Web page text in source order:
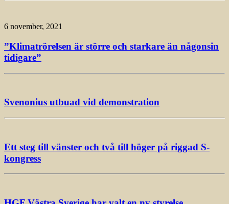
6 november, 2021
”Klimatrörelsen är större och starkare än någonsin
tidigare”
Svenonius utbuad vid demonstration
Ett steg till vänster och två till höger på riggad S-
kongress